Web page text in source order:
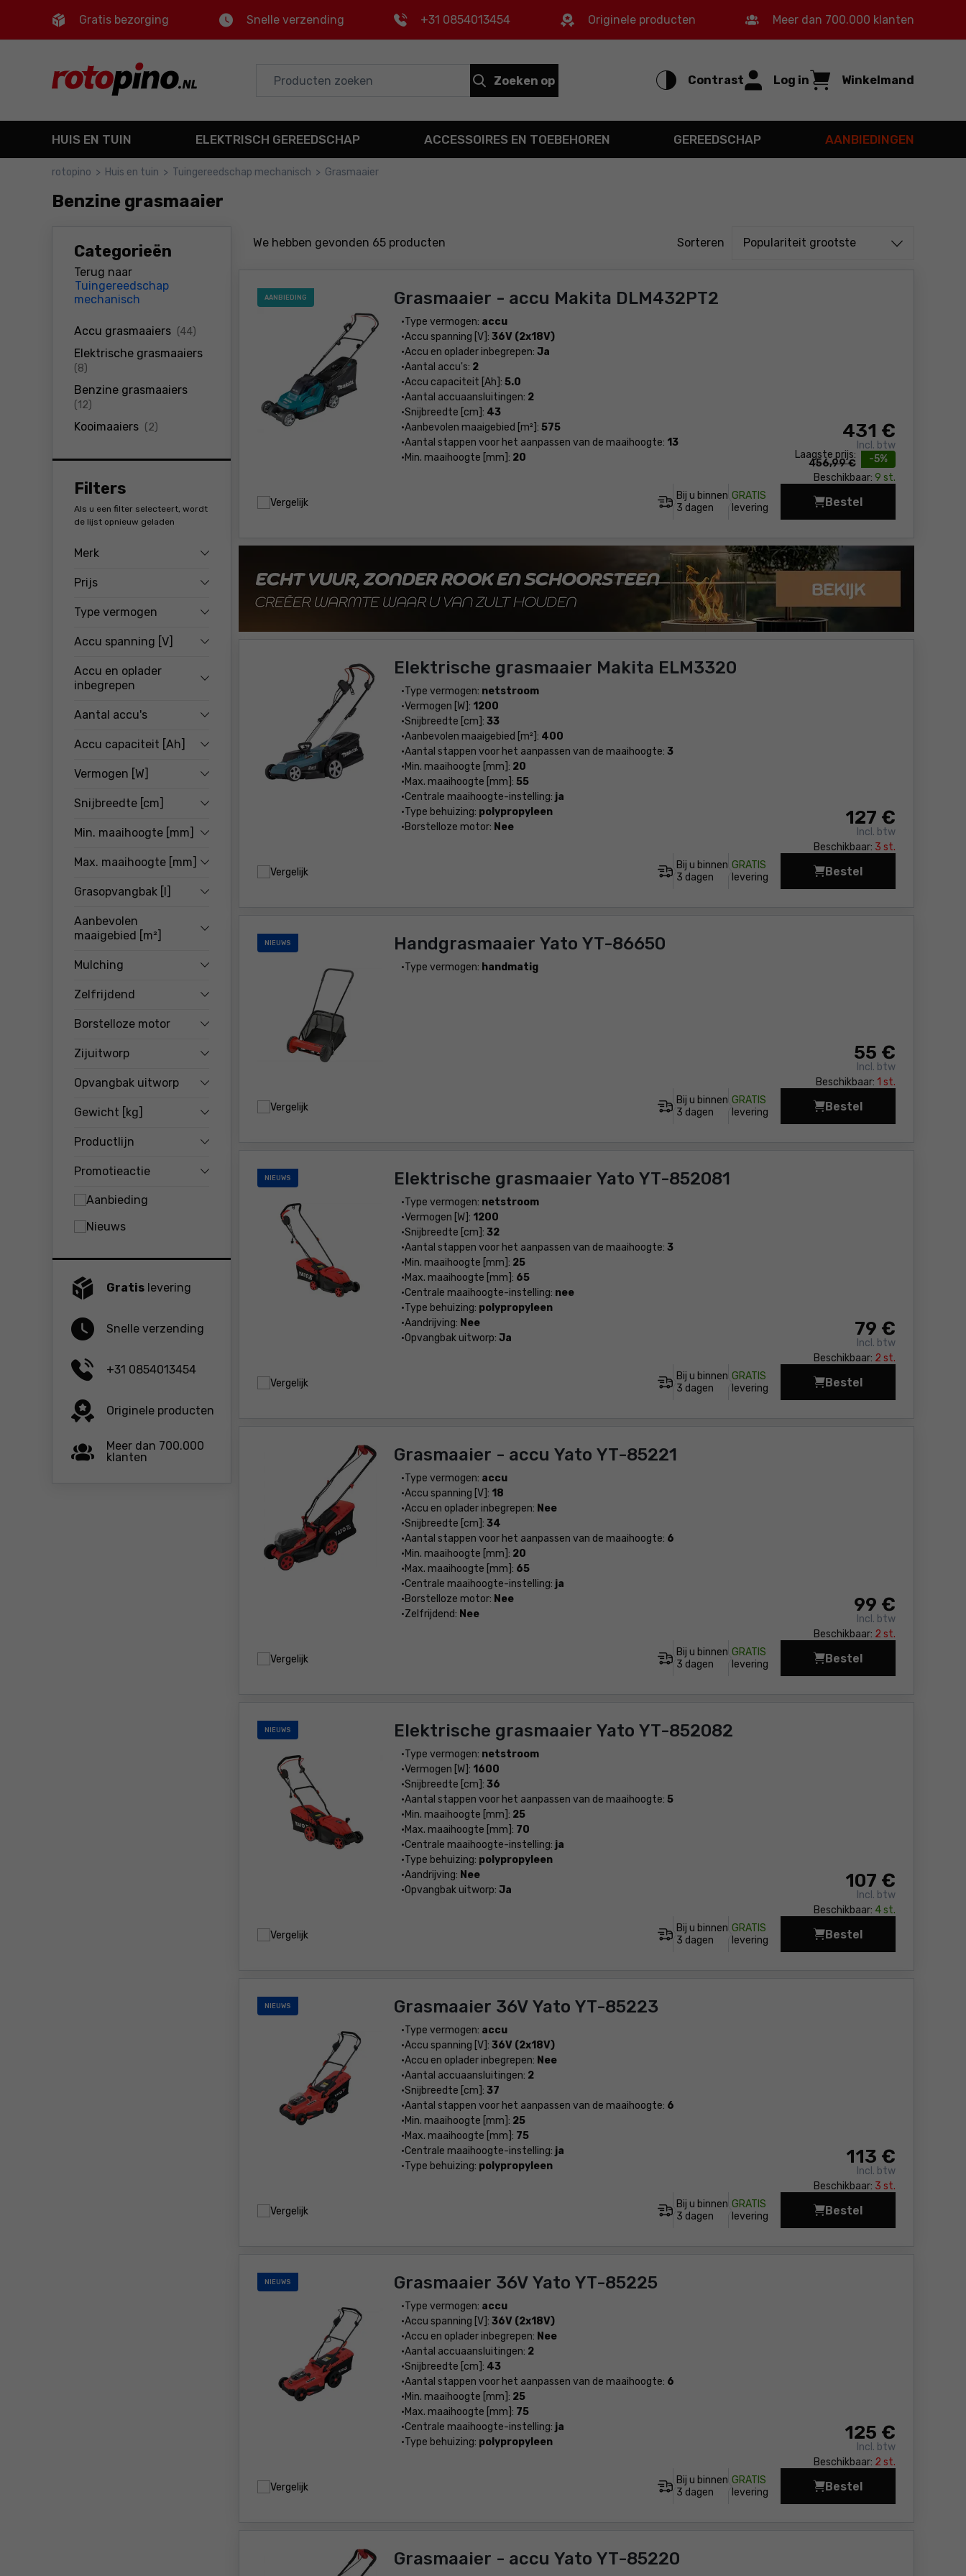
Control M
Hoofdmenu
Producten
Gratis bezorging Snelle verzending +31 0854013454 Originele producten Meer dan 700.000 klanten
Zoeken op Contrast Log in Winkelmand
HUIS EN TUIN ELEKTRISCH GEREEDSCHAP ACCESSOIRES EN TOEBEHOREN GEREEDSCHAP AANBIEDINGEN
rotopino > Huis en tuin > Tuingereedschap mechanisch > Grasmaaier
Benzine grasmaaier
Categorieën
Terug naar
Tuingereedschap
mechanisch
Accu grasmaaiers (44)
Elektrische grasmaaiers
(8)
Benzine grasmaaiers
(12)
Kooimaaiers (2)
Filters
Als u een filter selecteert, wordt
de lijst opnieuw geladen
Merk
Prijs
Type vermogen
Accu spanning [V]
Accu en oplader
inbegrepen
Aantal accu's
Accu capaciteit [Ah]
Vermogen [W]
Snijbreedte [cm]
Min. maaihoogte [mm]
Max. maaihoogte [mm]
Grasopvangbak [l]
Aanbevolen
maaigebied [m²]
Mulching
Zelfrijdend
Borstelloze motor
Zijuitworp
Opvangbak uitworp
Gewicht [kg]
Productlijn
Promotieactie
Aanbieding
Nieuws
Gratis levering
Snelle verzending
+31 0854013454
Originele producten
Meer dan 700.000
klanten
We hebben gevonden 65 producten Sorteren Sorteren uit
Populariteit grootste
AANBIEDING Grasmaaier - accu Makita DLM432PT2
Type vermogen: accu
Accu spanning [V]: 36V (2x18V)
Accu en oplader inbegrepen: Ja
Aantal accu's: 2
Accu capaciteit [Ah]: 5.0
Aantal accuaansluitingen: 2
Snijbreedte [cm]: 43
Aanbevolen maaigebied [m²]: 575
Aantal stappen voor het aanpassen van de maaihoogte: 13
Min. maaihoogte [mm]: 20 -5%
Laagste prijs:
456,99 €
431 €
Incl. btw
Beschikbaar: 9 st.
Vergelijk
Bij u binnen
3 dagen
GRATIS
levering
Bestel
Grasmaaier - accu
Elektrische grasmaaier Makita ELM3320
Type vermogen: netstroom
Vermogen [W]: 1200
Snijbreedte [cm]: 33
Aanbevolen maaigebied [m²]: 400
Aantal stappen voor het aanpassen van de maaihoogte: 3
Min. maaihoogte [mm]: 20
Max. maaihoogte [mm]: 55
Centrale maaihoogte-instelling: ja
Type behuizing: polypropyleen
Borstelloze motor: Nee 127 €
Incl. btw
Beschikbaar: 3 st.
Vergelijk
Bij u binnen
3 dagen
GRATIS
levering
Bestel
Elektrische
NIEUWS Handgrasmaaier Yato YT-86650
Type vermogen: handmatig
55 €
Incl. btw
Beschikbaar: 1 st.
Vergelijk
Bij u binnen
3 dagen
GRATIS
levering
Bestel
Handgrasmaaier
NIEUWS Elektrische grasmaaier Yato YT-852081
Type vermogen: netstroom
Vermogen [W]: 1200
Snijbreedte [cm]: 32
Aantal stappen voor het aanpassen van de maaihoogte: 3
Min. maaihoogte [mm]: 25
Max. maaihoogte [mm]: 65
Centrale maaihoogte-instelling: nee
Type behuizing: polypropyleen
Aandrijving: Nee
Opvangbak uitworp: Ja 79 €
Incl. btw
Beschikbaar: 2 st.
Vergelijk
Bij u binnen
3 dagen
GRATIS
levering
Bestel
Elektrische
Grasmaaier - accu Yato YT-85221
Type vermogen: accu
Accu spanning [V]: 18
Accu en oplader inbegrepen: Nee
Snijbreedte [cm]: 34
Aantal stappen voor het aanpassen van de maaihoogte: 6
Min. maaihoogte [mm]: 20
Max. maaihoogte [mm]: 65
Centrale maaihoogte-instelling: ja
Borstelloze motor: Nee
Zelfrijdend: Nee 99 €
Incl. btw
Beschikbaar: 2 st.
Vergelijk
Bij u binnen
3 dagen
GRATIS
levering
Bestel
Grasmaaier - accu
NIEUWS Elektrische grasmaaier Yato YT-852082
Type vermogen: netstroom
Vermogen [W]: 1600
Snijbreedte [cm]: 36
Aantal stappen voor het aanpassen van de maaihoogte: 5
Min. maaihoogte [mm]: 25
Max. maaihoogte [mm]: 70
Centrale maaihoogte-instelling: ja
Type behuizing: polypropyleen
Aandrijving: Nee
Opvangbak uitworp: Ja 107 €
Incl. btw
Beschikbaar: 4 st.
Vergelijk
Bij u binnen
3 dagen
GRATIS
levering
Bestel
Elektrische
NIEUWS Grasmaaier 36V Yato YT-85223
Type vermogen: accu
Accu spanning [V]: 36V (2x18V)
Accu en oplader inbegrepen: Nee
Aantal accuaansluitingen: 2
Snijbreedte [cm]: 37
Aantal stappen voor het aanpassen van de maaihoogte: 6
Min. maaihoogte [mm]: 25
Max. maaihoogte [mm]: 75
Centrale maaihoogte-instelling: ja
Type behuizing: polypropyleen 113 €
Incl. btw
Beschikbaar: 3 st.
Vergelijk
Bij u binnen
3 dagen
GRATIS
levering
Bestel
Grasmaaier 36V Yato
NIEUWS Grasmaaier 36V Yato YT-85225
Type vermogen: accu
Accu spanning [V]: 36V (2x18V)
Accu en oplader inbegrepen: Nee
Aantal accuaansluitingen: 2
Snijbreedte [cm]: 43
Aantal stappen voor het aanpassen van de maaihoogte: 6
Min. maaihoogte [mm]: 25
Max. maaihoogte [mm]: 75
Centrale maaihoogte-instelling: ja
Type behuizing: polypropyleen 125 €
Incl. btw
Beschikbaar: 2 st.
Vergelijk
Bij u binnen
3 dagen
GRATIS
levering
Bestel
Grasmaaier 36V Yato
Grasmaaier - accu Yato YT-85220